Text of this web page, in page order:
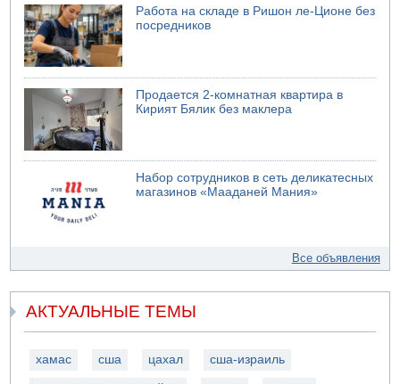
Работа на складе в Ришон ле-Ционе без
посредников
Продается 2-комнатная квартира в
Кирият Бялик без маклера
Набор сотрудников в сеть деликатесных
магазинов «Мааданей Мания»
Все объявления
АКТУАЛЬНЫЕ ТЕМЫ
хамас сша цахал сша-израиль